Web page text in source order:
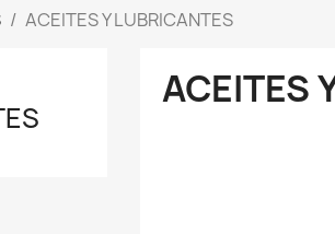
ACEITES Y LUBRICANTES
ACEITES